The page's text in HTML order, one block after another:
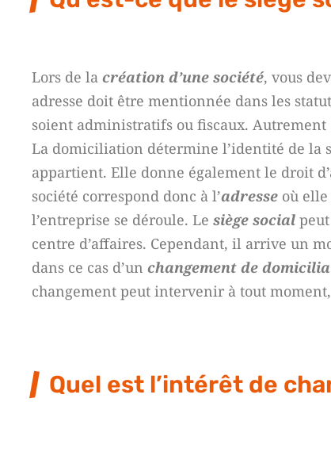
Lors de la création d’une société, vous
adresse doit être mentionnée dans les
soient administratifs ou fiscaux.
La domiciliation détermine l’identité de la
appartient. Elle donne également le droit
société correspond donc à l’adresse où
l’entreprise se déroule. Le siège social
centre d’affaires. Cependant, il arrive un
dans ce cas d’un changement de
changement peut intervenir à tout
Quel est l’intérêt de